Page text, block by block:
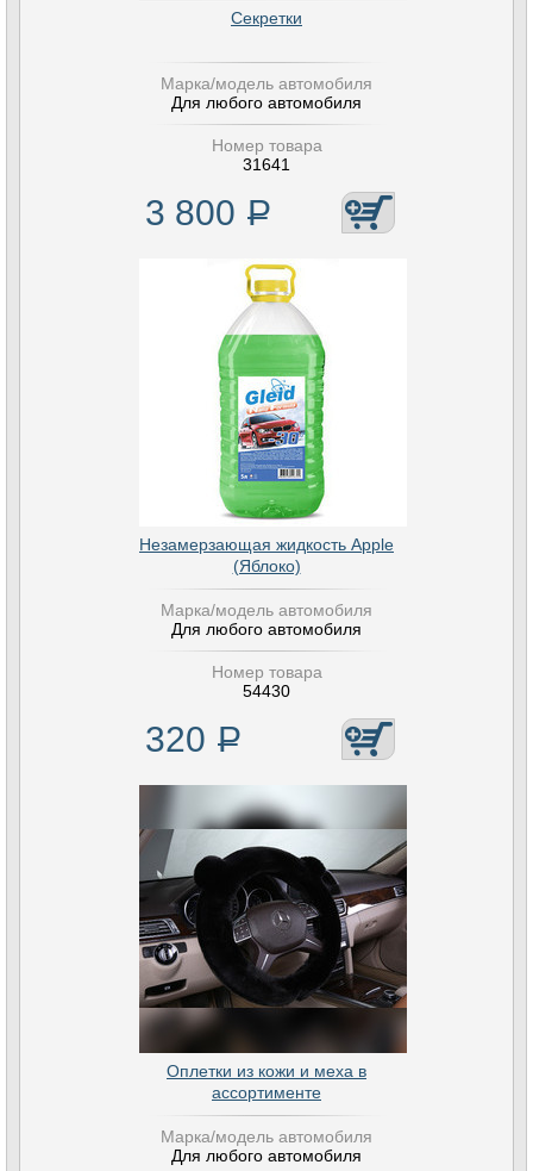
Секретки
Марка/модель автомобиля
Для любого автомобиля
Номер товара
31641
3 800 Р
Незамерзающая жидкость Apple
(Яблоко)
Марка/модель автомобиля
Для любого автомобиля
Номер товара
54430
320 Р
Оплетки из кожи и меха в
ассортименте
Марка/модель автомобиля
Для любого автомобиля